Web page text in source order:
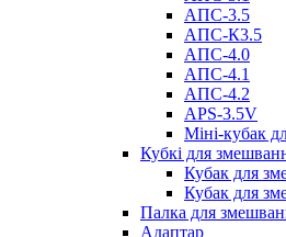
АПС-3.5
АПС-К3.5
АПС-4.0
АПС-4.1
АПС-4.2
APS-3.5V
Міні-кубак
Кубкі для
Кубак для
Кубак для
Палка для
Адаптар